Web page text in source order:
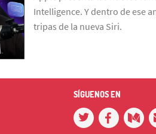
Intelligence. Y dentro de ese
tripas de la nueva Siri.
SÍGUENOS EN